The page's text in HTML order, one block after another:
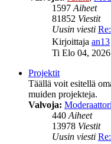
1597Aiheet
81852 Viestit
Uusin viesti
Kirjoittaja an13
Ti Elo 04,
Projektit
Täällä voit esitellä
muiden projekteja.
Valvoja:
440Aiheet
13978 Viestit
Uusin viesti